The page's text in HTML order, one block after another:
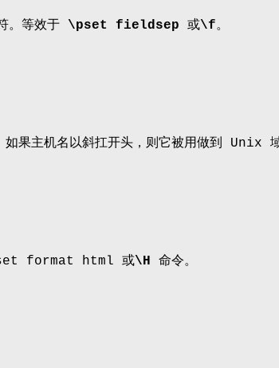
等效于 \pset fieldsep 或\f。
果主机名以斜扛开头，则它被用做到 Unix 域
\pset format html 或\H 命令。